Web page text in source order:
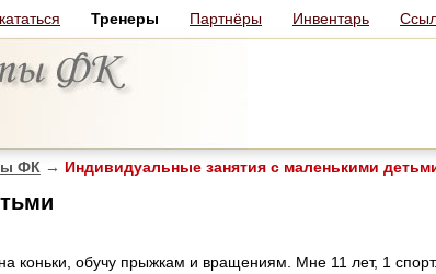
Тренеры Партнёры Инвентарь
ФК → Индивидуальные занятия с маленькими
коньки, обучу прыжкам и вращениям. Мне 11 лет, 1